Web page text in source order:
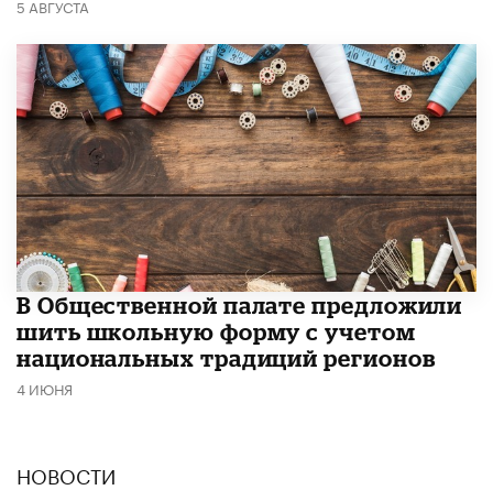
5 АВГУСТА
В Общественной палате предложили
шить школьную форму с учетом
национальных традиций регионов
4 ИЮНЯ
НОВОСТИ